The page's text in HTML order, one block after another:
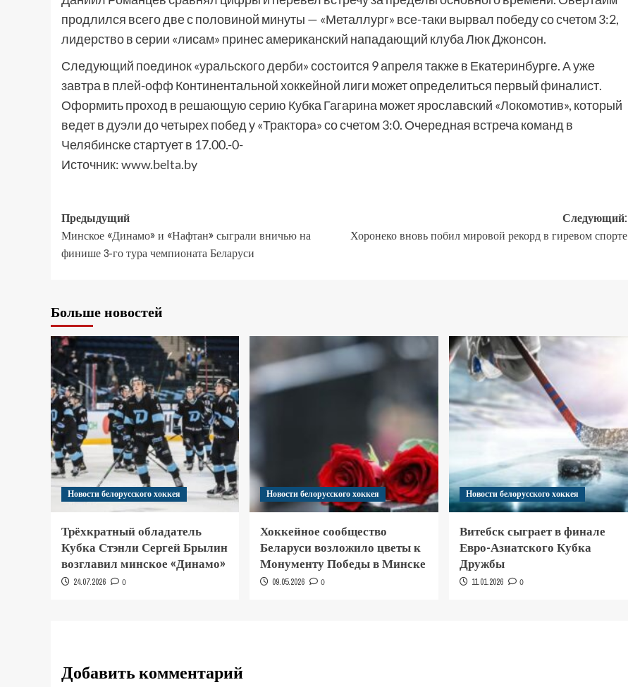
продлился всего две с половиной минуты — «Металлург» все-таки вырвал победу со счетом 3:2,
лидерство в серии «лисам» принес американский нападающий клуба Люк Джонсон.
Следующий поединок «уральского дерби» состоится 9 апреля также в Екатеринбурге. А уже
завтра в плей-офф Континентальной хоккейной лиги может определиться первый финалист.
Оформить проход в решающую серию Кубка Гагарина может ярославский «Локомотив», который
ведет в дуэли до четырех побед у «Трактора» со счетом 3:0. Очередная встреча команд в
Челябинске стартует в 17.00.-0-
Источник:www.belta.by
Предыдущий
Минское «Динамо» и «Нафтан» сыграли вничью на
финише 3-го тура чемпионата Беларуси
Следующий:
Хоронеко вновь побил мировой рекорд в гиревом спорте
Больше новостей
Новости белорусского хоккея
Трёхкратный обладатель
Кубка Стэнли Сергей Брылин
возглавил минское «Динамо»
24.07.2026 0
Новости белорусского хоккея
Хоккейное сообщество
Беларуси возложило цветы к
Монументу Победы в Минске
09.05.2026 0
Новости белорусского хоккея
Витебск сыграет в финале
Евро-Азиатского Кубка
Дружбы
11.01.2026 0
Добавить комментарий